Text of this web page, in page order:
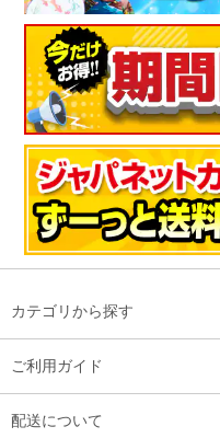
半信半疑でしたが、半年程
ほぼ感じないくらいに改善
も軽くて良いです。
「お客様の声」は実際にご購入
す。
商品により、同一シリーズをご
カテゴリから探す
ご利用ガイド
配送について